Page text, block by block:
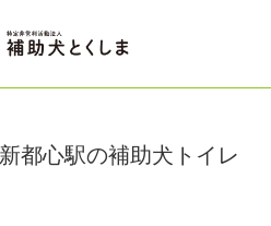
都心駅の補助犬トイレ